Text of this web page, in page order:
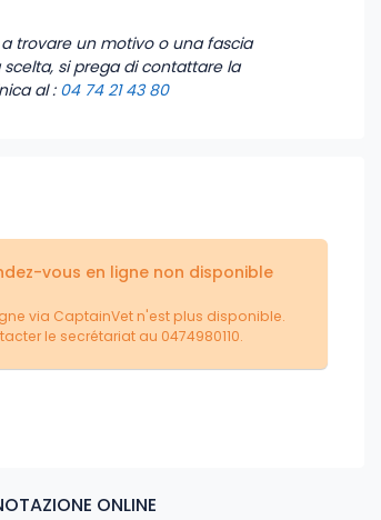
trovare un motivo o una fascia
si prega di contattare la
al : 04 74 21 43 80
vous en ligne non disponible
via CaptainVet n'est plus disponible.
le secrétariat au 0474980110.
ONLINE